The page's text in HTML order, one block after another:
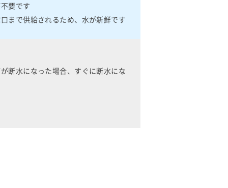
要です
まで供給されるため、水が新鮮です
断水になった場合、すぐに断水にな